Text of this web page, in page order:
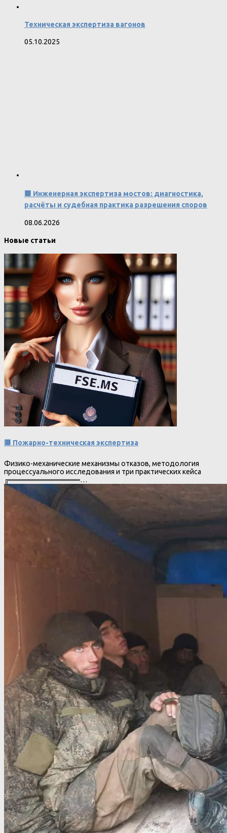
Техническая экспертиза вагонов
05.10.2025
🟩 Инженерная экспертиза мостов: диагностика,
расчёты и судебная практика разрешения споров
08.06.2026
Новые статьи
🟥 Пожарно-техническая экспертиза
Физико-механические механизмы отказов, методология
процессуального исследования и три практических кейса
╔══════════════…